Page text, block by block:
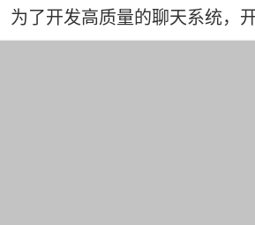
了开发高质量的聊天系统，